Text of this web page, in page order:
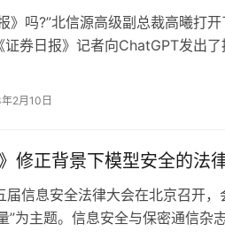
》吗?”北信源高级副总裁高曦打
证券日报》记者向ChatGPT发出
2月10日
修正背景下模型安全的法
届信息安全法律大会在北京召开，
”为主题。信息安全与保密通信杂